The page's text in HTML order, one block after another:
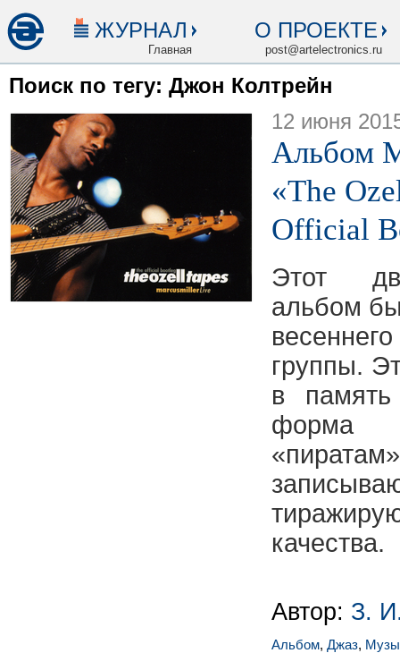
ЖУРНАЛ
Главная
О ПРОЕКТЕ
post@artelectronics.ru
Поиск по тегу: Джон Колтрейн
12 июня
Альбом
«The
Official
Этот
альбом
группы.
в
форма
качества.
Автор: З.
Альбом, Джаз,